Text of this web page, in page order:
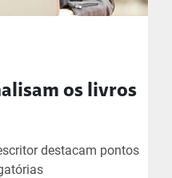
os livros
destacam pontos